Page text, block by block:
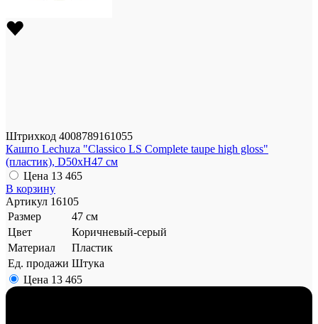
Штрихкод 4008789161055
Кашпо Lechuza "Classico LS Complete taupe high gloss"
(пластик), D50xH47 см
Цена 13 465
В корзину
Артикул 16105
Размер
47 см
Цвет
Коричневый-серый
Материал
Пластик
Ед. продажи Штука
Цена 13 465